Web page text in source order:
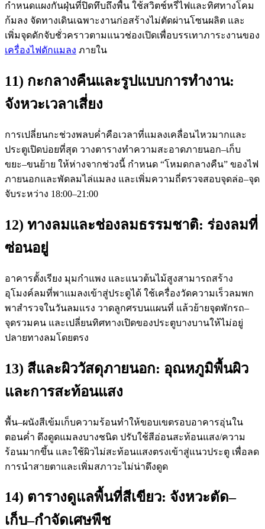
กำหนดแผงกันฝุ่นที่ปิดทึบถึงพื้น ใช้สวิตช์หรี่ไฟและทิศทางโคม
ก้มลง จัดทางเดินเฉพาะงานก่อสร้างไม่ตัดผ่านโซนผลิต และ
เพิ่มจุดดักจับชั่วคราวตามแนวช่องเปิดเพื่อบรรเทาภาระงานของ
เครื่องไฟดักแมลง ภายใน
11) กะกลางคืนและรูปแบบการทำงาน:
จังหวะเวลาเสี่ยง
การเปลี่ยนกะช่วงพลบค่ำคือเวลาที่แมลงเคลื่อนไหวมากและ
ประตูเปิดบ่อยที่สุด วางตารางทำความสะอาดภายนอก–เก็บ
ขยะ–ขนย้าย ให้ห่างจากช่วงนี้ กำหนด “โหมดกลางคืน” ของไฟ
ภายนอกและพัดลมไล่แมลง และเพิ่มความถี่ตรวจสอบจุดล่อ–จุด
จับระหว่าง 18:00–21:00
12) ทางลมและช่องลมธรรมชาติ: ร่องลมที่
ซ่อนอยู่
อาคารตั้งเรียง มุมกำแพง และแนวต้นไม้สูงสามารถสร้าง
อุโมงค์ลมที่พาแมลงเข้าสู่ประตูได้ ใช้เครื่องวัดความเร็วลมพก
พาสำรวจในวันลมแรง วาดลูกศรบนแผนที่ แล้วย้ายจุดพักรถ–
จุดรวมคน และเปลี่ยนทิศทางเปิดของประตูบางบานให้ไม่อยู่
ปลายทางลมโดยตรง
13) สีและผิววัสดุภายนอก: อุณหภูมิพื้นผิว
และการสะท้อนแสง
พื้น–ผนังสีเข้มเก็บความร้อนทำให้ขอบเขตรอบอาคารอุ่นใน
ตอนค่ำ ดึงดูดแมลงบางชนิด ปรับใช้สีอ่อนสะท้อนแสง/ความ
ร้อนมากขึ้น และใช้ผิวไม่สะท้อนแสงตรงเข้าสู่แนวประตู เพื่อลด
การนำสายตาและเพิ่มสภาวะไม่น่าดึงดูด
14) ตารางดูแลพื้นที่สีเขียว: จังหวะตัด–
เก็บ–กำจัดเศษพืช